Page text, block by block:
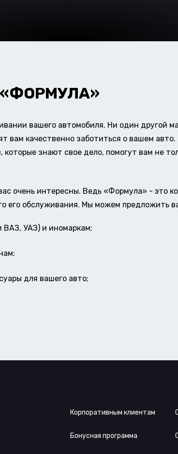
вашего автомобиля. Ни один другой
вам качественно заботиться о вашем
знают свое дело, помогут вам не
очень интересны. Ведь «Формула» - это
его обслуживания. Мы можем предложить
ВАЗ, УАЗ) и иномаркам;
для вашего авто;
Корпоративным клиентам
Бонусная программа